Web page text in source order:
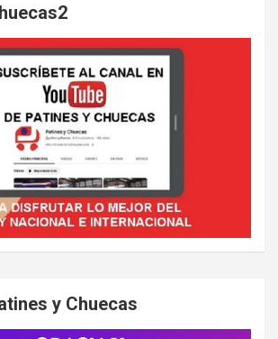
y Chuecas